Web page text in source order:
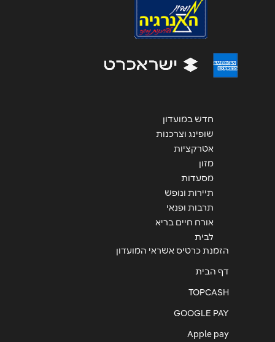
חדש במועדון
שופינג וצרכנות
אטרקציות
מזון
מסעדות
תיירות ונופש
תרבות ופנאי
אורח חיים בריא
לבית
הזמנת כרטיס אשראי המועדון
דף הבית
TOPCASH
GOOGLE PAY
Apple pay